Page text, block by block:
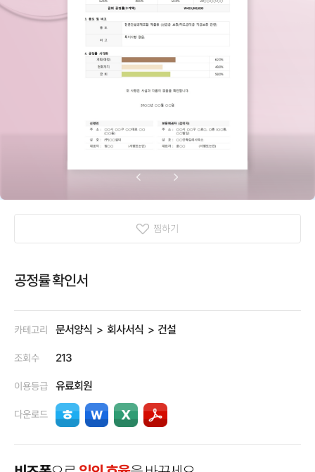
찜하기
공정률 확인서
카테고리 문서양식 회사서식 건설
조회수 213
이용등급 유료회원
다운로드